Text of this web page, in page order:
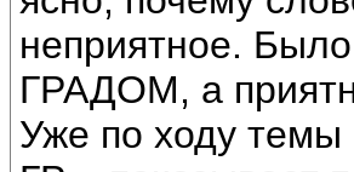
неприятное.
ГРАДОМ, а
Уже по ходу темы